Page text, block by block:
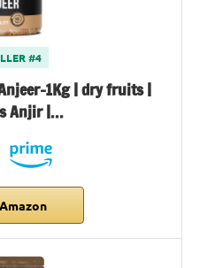
#4
1Kg | dry fruits |
Anjir |…